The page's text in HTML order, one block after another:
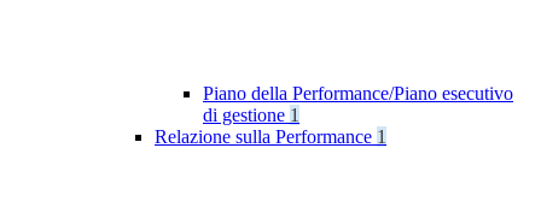
Piano della Performance/Piano esecutivo
di gestione 1
Relazione sulla Performance 1